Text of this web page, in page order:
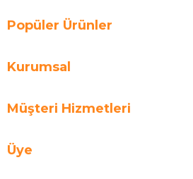
Popüler Ürünler
Kurumsal
Müşteri Hizmetleri
Üye